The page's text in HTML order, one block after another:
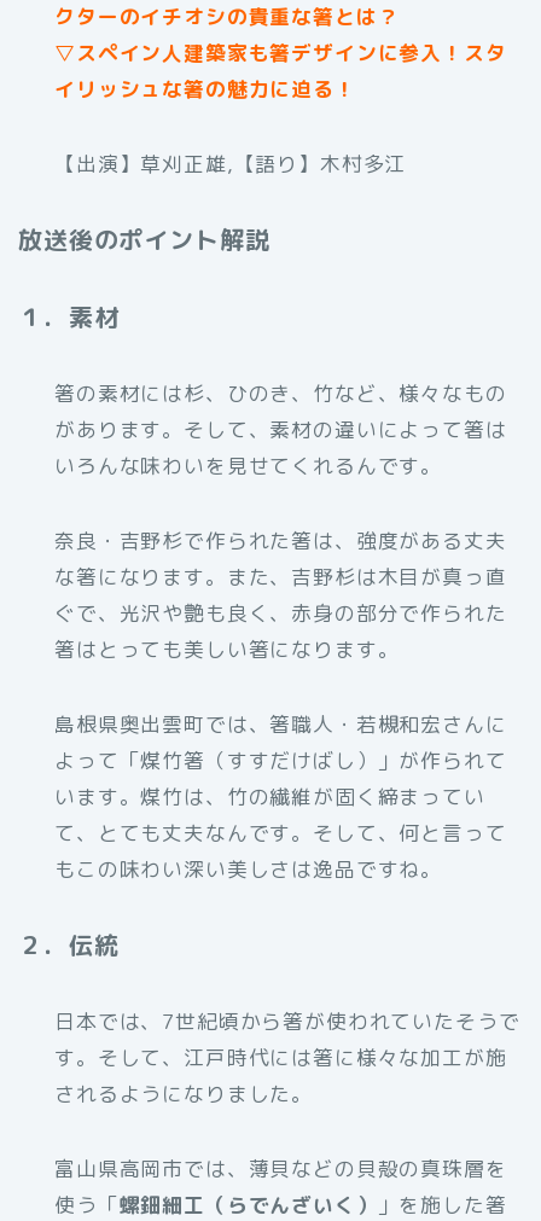
クターのイチオシの貴重な箸とは？
▽スペイン人建築家も箸デザインに参入！スタ
イリッシュな箸の魅力に迫る！
【出演】草刈正雄,【語り】木村多江
放送後のポイント解説
１．素材
箸の素材には杉、ひのき、竹など、様々なもの
があります。そして、素材の違いによって箸は
いろんな味わいを見せてくれるんです。
奈良・吉野杉で作られた箸は、強度がある丈夫
な箸になります。また、吉野杉は木目が真っ直
ぐで、光沢や艶も良く、赤身の部分で作られた
箸はとっても美しい箸になります。
島根県奥出雲町では、箸職人・若槻和宏さんに
よって「煤竹箸（すすだけばし）」が作られて
います。煤竹は、竹の繊維が固く締まってい
て、とても丈夫なんです。そして、何と言って
もこの味わい深い美しさは逸品ですね。
２．伝統
日本では、7世紀頃から箸が使われていたそうで
す。そして、江戸時代には箸に様々な加工が施
されるようになりました。
富山県高岡市では、薄貝などの貝殻の真珠層を
使う「螺鈿細工（らでんざいく）
」を施した箸